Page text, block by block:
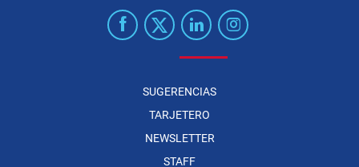
SUGERENCIAS
TARJETERO
NEWSLETTER
STAFF